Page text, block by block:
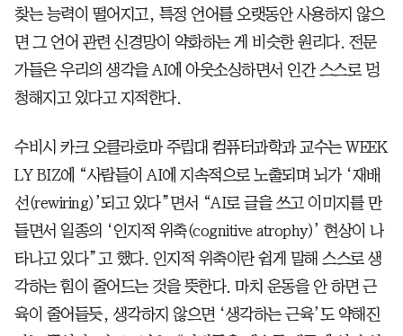
찾는 능력이 떨어지고, 특정 언어를 오랫동안 사용하지 않으
면 그 언어 관련 신경망이 약화하는 게 비슷한 원리다. 전문
가들은 우리의 생각을 AI에 아웃소싱하면서 인간 스스로 멍
청해지고 있다고 지적한다.
수비시 카크 오클라호마 주립대 컴퓨터과학과 교수는 WEEK
LY BIZ에 “사람들이 AI에 지속적으로 노출되며 뇌가 ‘재배
선(rewiring)’되고 있다”면서 “AI로 글을 쓰고 이미지를 만
들면서 일종의 ‘인지적 위축(cognitive atrophy)’ 현상이 나
타나고 있다”고 했다. 인지적 위축이란 쉽게 말해 스스로 생
각하는 힘이 줄어드는 것을 뜻한다. 마치 운동을 안 하면 근
육이 줄어들듯, 생각하지 않으면 ‘생각하는 근육’도 약해진